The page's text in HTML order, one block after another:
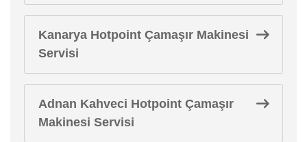
Kanarya Hotpoint Çamaşır Makinesi
Servisi
Adnan Kahveci Hotpoint Çamaşır
Makinesi Servisi